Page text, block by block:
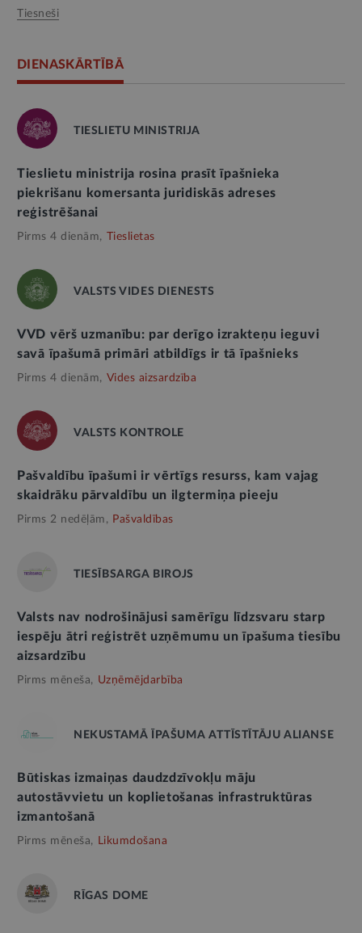
tiesneši
DIENASKĀRTĪBĀ
TIESLIETU MINISTRIJA
Tieslietu ministrija rosina prasīt īpašnieka
piekrišanu komersanta juridiskās adreses
reģistrēšanai
Pirms 4 dienām, Tieslietas
VALSTS VIDES DIENESTS
VVD vērš uzmanību: par derīgo izrakteņu ieguvi
savā īpašumā primāri atbildīgs ir tā īpašnieks
Pirms 4 dienām, Vides aizsardzība
VALSTS KONTROLE
Pašvaldību īpašumi ir vērtīgs resurss, kam vajag
skaidrāku pārvaldību un ilgtermiņa pieeju
Pirms 2 nedēļām, Pašvaldības
TIESĪBSARGA BIROJS
Valsts nav nodrošinājusi samērīgu līdzsvaru starp
iespēju ātri reģistrēt uzņēmumu un īpašuma tiesību
aizsardzību
Pirms mēneša, Uzņēmējdarbība
NEKUSTAMĀ ĪPAŠUMA ATTĪSTĪTĀJU ALIANSE
Būtiskas izmaiņas daudzdzīvokļu māju
autostāvvietu un koplietošanas infrastruktūras
izmantošanā
Pirms mēneša, Likumdošana
RĪGAS DOME